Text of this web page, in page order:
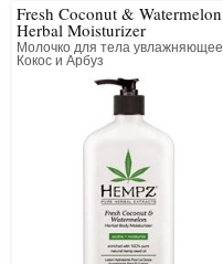
Fresh Coconut & Watermelon
Herbal Moisturizer
Молочко для тела увлажняющее
Кокос и Арбуз